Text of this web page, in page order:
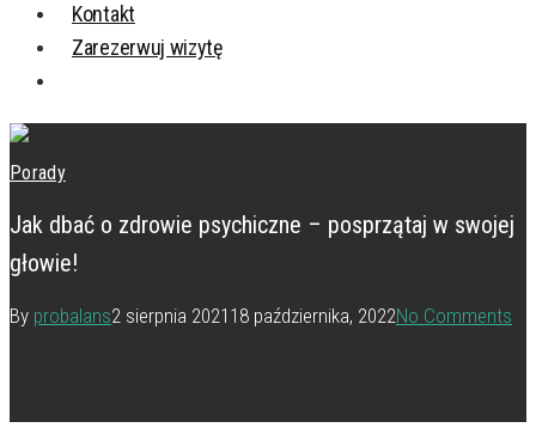
Kontakt
Zarezerwuj wizytę
Porady
Jak dbać o zdrowie psychiczne – posprzątaj w swojej
głowie!
By probalans2 sierpnia 2021 18 października, 2022No Comments